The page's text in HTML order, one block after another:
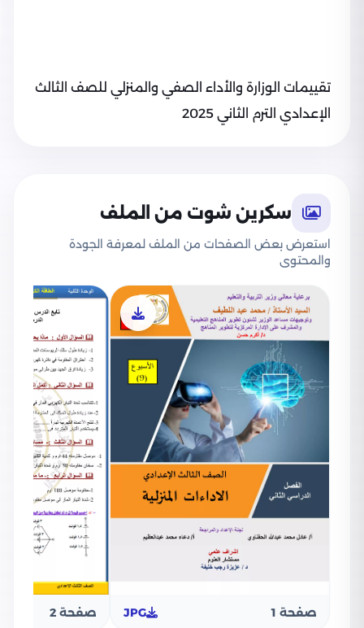
تقييمات الوزارة والأداء الصفي والمنزلي للصف الثالث
الإعدادي الترم الثاني 2025
سكرين شوت من الملف
استعرض بعض الصفحات من الملف لمعرفة الجودة
والمحتوى
صفحة 1 JPG صفحة 2